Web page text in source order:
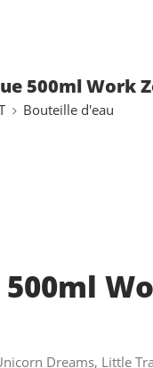
500ml Work
Bouteille d'eau
Dreams, Little